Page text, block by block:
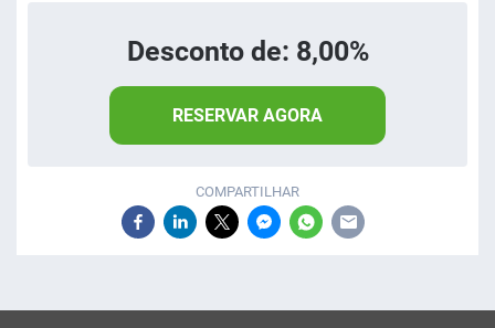
Desconto de: 8,00%
RESERVAR AGORA
COMPARTILHAR